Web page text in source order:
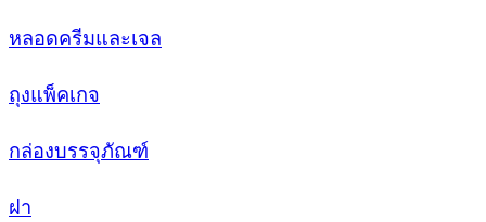
หลอดครีมและเจล
ถุงแพ็คเกจ
กล่องบรรจุภัณฑ์
ฝา